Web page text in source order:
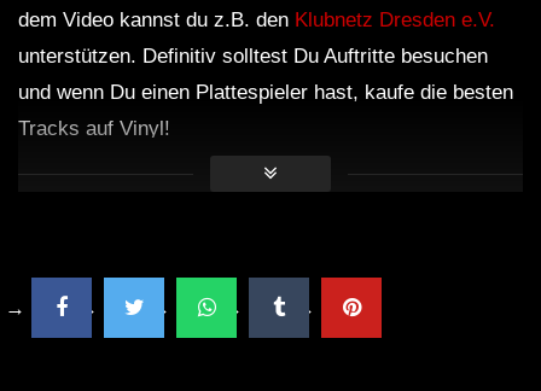
dem Video kannst du z.B. den Klubnetz Dresden e.V.
unterstützen. Definitiv solltest Du Auftritte besuchen
und wenn Du einen Plattespieler hast, kaufe die besten
Tracks auf Vinyl!